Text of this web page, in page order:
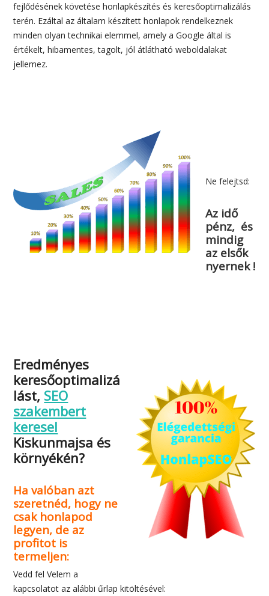
fejlődésének követése honlapkészítés és keresőoptimalizálás
terén. Ezáltal az általam készített honlapok rendelkeznek
minden olyan technikai elemmel, amely a Google által is
értékelt, hibamentes, tagolt, jól átlátható weboldalakat
jellemez.
Ne felejtsd:
Az idő
pénz, és
mindig
az elsők
nyernek !
Eredményes
keresőoptimalizá
lást, SEO
szakembert
keresel
Kiskunmajsa és
környékén?
Ha valóban azt
szeretnéd, hogy ne
csak honlapod
legyen, de az
profitot is
termeljen:
Vedd fel Velem a
kapcsolatot az alábbi űrlap kitöltésével: